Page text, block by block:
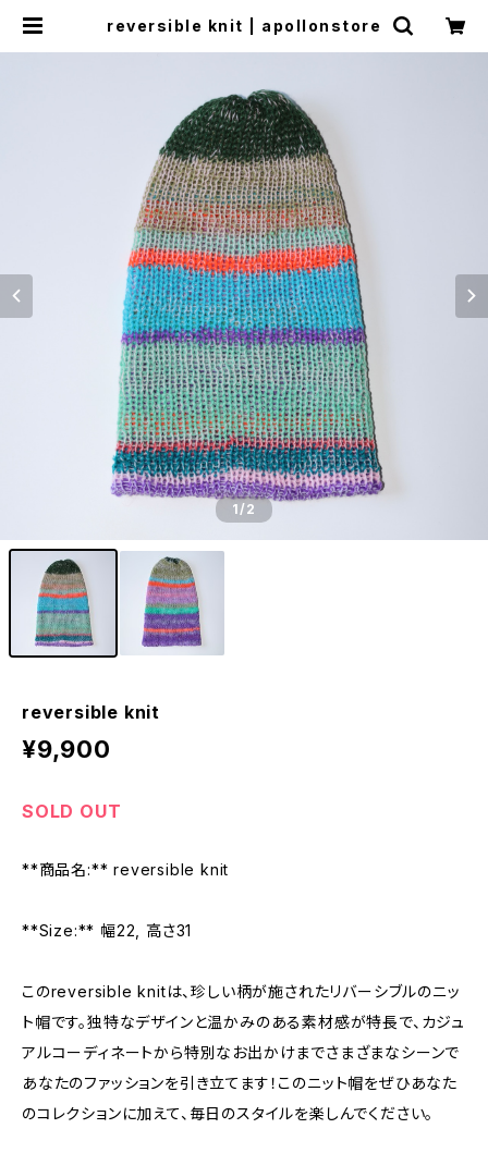
reversible knit | apollonstore
1/2
reversible knit
¥9,900
SOLD OUT
**商品名:** reversible knit
**Size:** 幅22, 高さ31
このreversible knitは、珍しい柄が施されたリバーシブルのニッ
ト帽です。独特なデザインと温かみのある素材感が特長で、カジュ
アルコーディネートから特別なお出かけまでさまざまなシーンで
あなたのファッションを引き立てます！このニット帽をぜひあなた
のコレクションに加えて、毎日のスタイルを楽しんでください。